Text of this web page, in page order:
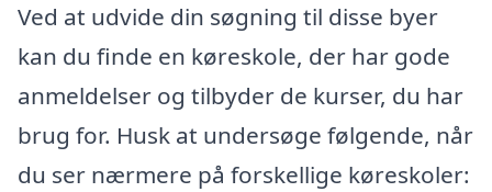
Ved at udvide din søgning til disse byer
kan du finde en køreskole, der har gode
anmeldelser og tilbyder de kurser, du har
brug for. Husk at undersøge følgende, når
du ser nærmere på forskellige køreskoler: